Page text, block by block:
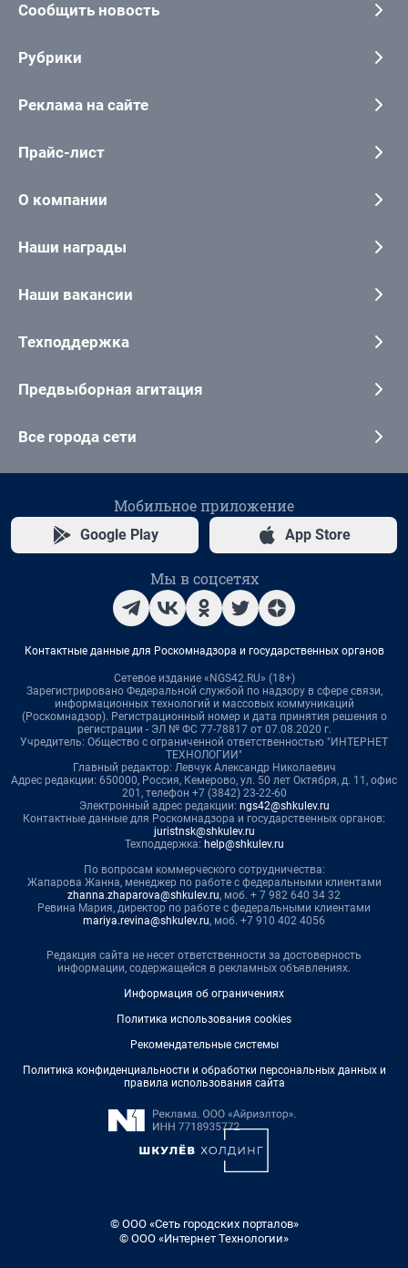
Сообщить новость
Рубрики
Реклама на сайте
Прайс-лист
О компании
Наши награды
Наши вакансии
Техподдержка
Предвыборная агитация
Все города сети
Мобильное приложение
Google Play App Store
Мы в соцсетях
Контактные данные для Роскомнадзора и государственных органов
Сетевое издание «NGS42.RU» (18+)
Зарегистрировано Федеральной службой по надзору в сфере связи,
информационных технологий и массовых коммуникаций
(Роскомнадзор). Регистрационный номер и дата принятия решения о
регистрации - ЭЛ № ФС 77-78817 от 07.08.2020 г.
Учредитель: Общество с ограниченной ответственностью "ИНТЕРНЕТ
ТЕХНОЛОГИИ"
Главный редактор: Левчук Александр Николаевич
Адрес редакции: 650000, Россия, Кемерово, ул. 50 лет Октября, д. 11, офис
201, телефон +7 (3842) 23-22-60
Электронный адрес редакции: ngs42@shkulev.ru
Контактные данные для Роскомнадзора и государственных органов:
juristnsk@shkulev.ru
Техподдержка: help@shkulev.ru
По вопросам коммерческого сотрудничества:
Жапарова Жанна, менеджер по работе с федеральными клиентами
zhanna.zhaparova@shkulev.ru, моб. + 7 982 640 34 32
Ревина Мария, директор по работе с федеральными клиентами
mariya.revina@shkulev.ru, моб. +7 910 402 4056
Редакция сайта не несет ответственности за достоверность
информации, содержащейся в рекламных объявлениях.
Информация об ограничениях
Политика использования cookies
Рекомендательные системы
Политика конфиденциальности и обработки персональных данных и
правила использования сайта
© ООО «Сеть городских порталов»
© ООО «Интернет Технологии»